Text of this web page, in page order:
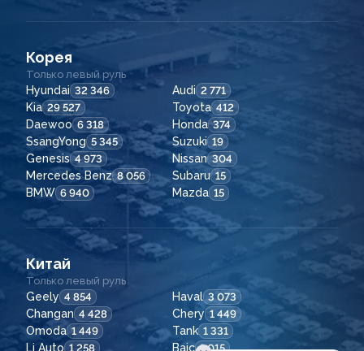
Корея
Только левый руль
Hyundai 32 346 Audi 2 771
Kia 29 527 Toyota 412
Daewoo 6 318 Honda 374
SsangYong 5 345 Suzuki 19
Genesis 4 973 Nissan 304
Mercedes Benz 8 056 Subaru 15
BMW 6 940 Mazda 15
Китай
Только левый руль
Geely 4 854 Haval 3 073
Changan 4 428 Chery 1 449
Omoda 1 449 Tank 1 331
Li Auto 1 258 Baic 1 015